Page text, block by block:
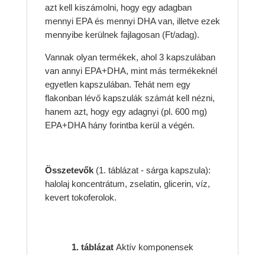
azt kell kiszámolni, hogy egy adagban
mennyi EPA és mennyi DHA van, illetve ezek
mennyibe kerülnek fajlagosan (Ft/adag).
Vannak olyan termékek, ahol 3 kapszulában
van annyi EPA+DHA, mint más termékeknél
egyetlen kapszulában. Tehát nem egy
flakonban lévő kapszulák számát kell nézni,
hanem azt, hogy egy adagnyi (pl. 600 mg)
EPA+DHA hány forintba kerül a végén.
Összetevők (1. táblázat - sárga kapszula):
halolaj koncentrátum, zselatin, glicerin, víz,
kevert tokoferolok.
1. táblázat Aktív komponensek